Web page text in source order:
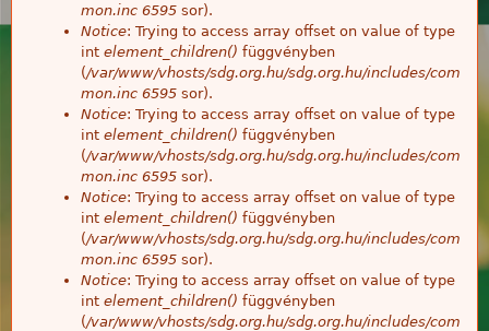
mon.inc 6595 sor).
Notice: Trying to access array offset on value of type
int element_children() függvényben
(/var/www/vhosts/sdg.org.hu/sdg.org.hu/includes/com
mon.inc 6595 sor).
Notice: Trying to access array offset on value of type
int element_children() függvényben
(/var/www/vhosts/sdg.org.hu/sdg.org.hu/includes/com
mon.inc 6595 sor).
Notice: Trying to access array offset on value of type
int element_children() függvényben
(/var/www/vhosts/sdg.org.hu/sdg.org.hu/includes/com
mon.inc 6595 sor).
Notice: Trying to access array offset on value of type
int element_children() függvényben
(/var/www/vhosts/sdg.org.hu/sdg.org.hu/includes/com